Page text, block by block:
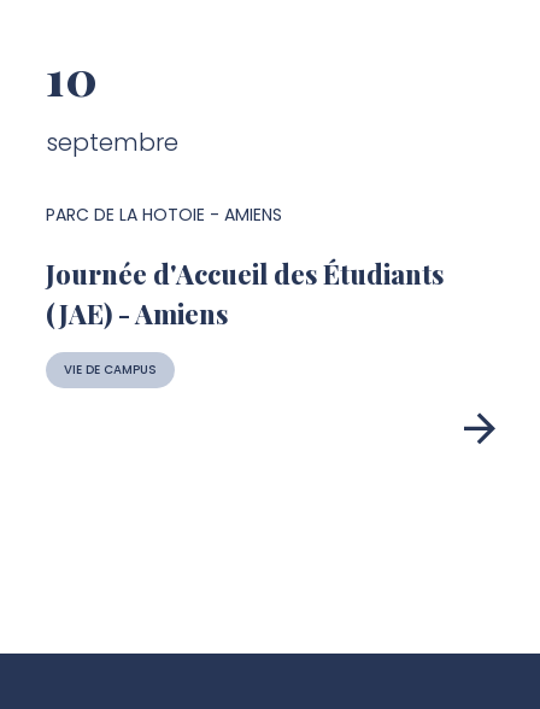
10
septembre
Journée d'Accueil des Étudiants
(JAE) - Amiens
VIE DE CAMPUS
PARC DE LA HOTOIE - AMIENS